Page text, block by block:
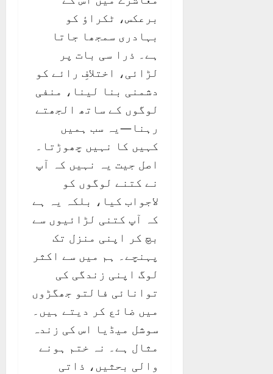
برعکس، ٹکراؤ کو
بہادری سمجھا جاتا
ہے۔ ذرا سی بات پر
لڑائی، اختلافِ رائے کو
دشمنی بنا لینا، منفی
لوگوں کے ساتھ الجھتے
رہنا—یہ سب ہمیں
کہیں کا نہیں چھوڑتا۔
اصل جیت یہ نہیں کہ آپ
نے کتنے لوگوں کو
لاجواب کیا، بلکہ یہ ہے
کہ آپ کتنی لڑائیوں سے
بچ کر اپنی منزل تک
پہنچے۔ ہم میں سے اکثر
لوگ اپنی زندگی کی
توانائی فالتو جھگڑوں
میں ضائع کر دیتے ہیں۔
سوشل میڈیا اس کی زندہ
مثال ہے۔ نہ ختم ہونے
والی بحثیں، ذاتی